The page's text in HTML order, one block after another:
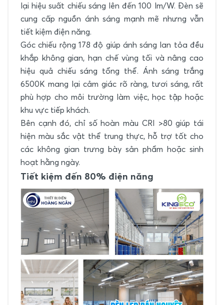
lại hiệu suất chiếu sáng lên đến 100 lm/W. Đèn sẽ
cung cấp nguồn ánh sáng mạnh mẽ nhưng vẫn
tiết kiệm điện năng.
Góc chiếu rộng 178 độ giúp ánh sáng lan tỏa đều
khắp không gian, hạn chế vùng tối và nâng cao
hiệu quả chiếu sáng tổng thể. Ánh sáng trắng
6500K mang lại cảm giác rõ ràng, tươi sáng, rất
phù hợp cho môi trường làm việc, học tập hoặc
khu vực tiếp khách.
Bên cạnh đó, chỉ số hoàn màu CRI >80 giúp tái
hiện màu sắc vật thể trung thực, hỗ trợ tốt cho
các không gian trưng bày sản phẩm hoặc sinh
hoạt hằng ngày.
Tiết kiệm đến 80% điện năng